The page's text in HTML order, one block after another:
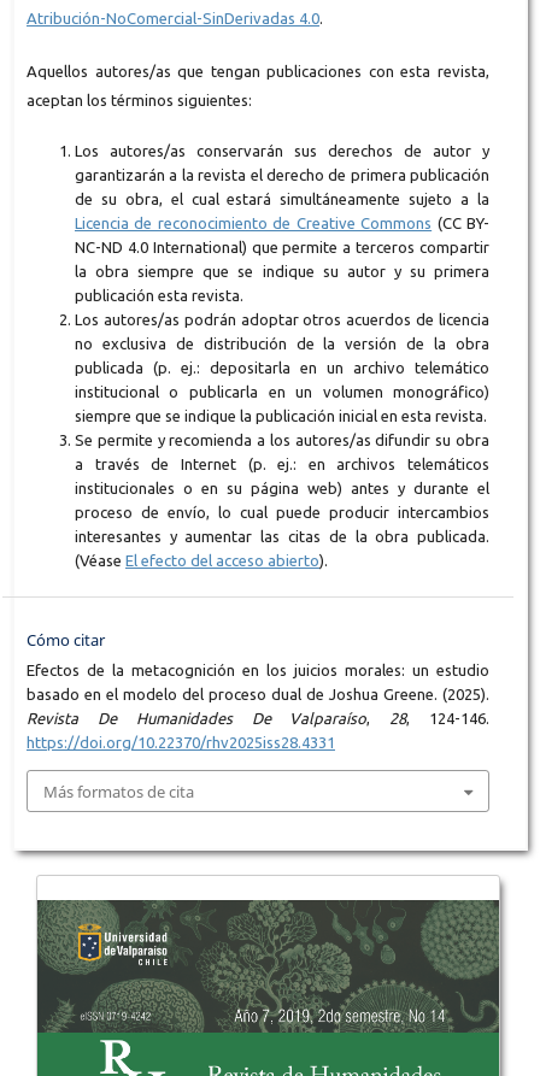
Atribución-NoComercial-SinDerivadas 4.0.
Aquellos autores/as que tengan publicaciones con esta revista,
aceptan los términos siguientes:
Los autores/as conservarán sus derechos de autor y
garantizarán a la revista el derecho de primera publicación
de su obra, el cual estará simultáneamente sujeto a la
Licencia de reconocimiento de Creative Commons (CC BY-
NC-ND 4.0 International) que permite a terceros compartir
la obra siempre que se indique su autor y su primera
publicación esta revista.
Los autores/as podrán adoptar otros acuerdos de licencia
no exclusiva de distribución de la versión de la obra
publicada (p. ej.: depositarla en un archivo telemático
institucional o publicarla en un volumen monográfico)
siempre que se indique la publicación inicial en esta revista.
Se permite y recomienda a los autores/as difundir su obra
a través de Internet (p. ej.: en archivos telemáticos
institucionales o en su página web) antes y durante el
proceso de envío, lo cual puede producir intercambios
interesantes y aumentar las citas de la obra publicada.
(Véase El efecto del acceso abierto).
Cómo citar
Efectos de la metacognición en los juicios morales: un estudio
basado en el modelo del proceso dual de Joshua Greene. (2025).
Revista De Humanidades De Valparaíso, 28, 124-146.
https://doi.org/10.22370/rhv2025iss28.4331
Más formatos de cita